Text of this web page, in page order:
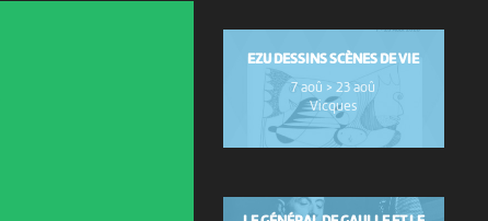
EZU DESSINS SCÈNES DE VIE
7 aoû > 23 aoû
Vicques